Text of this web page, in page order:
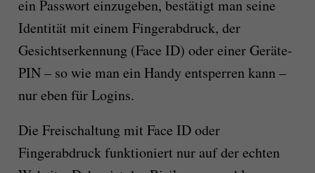
ein Passwort einzugeben, bestätigt man seine
Identität mit einem Fingerabdruck, der
Gesichtserkennung (Face ID) oder einer Geräte-
PIN – so wie man ein Handy entsperren kann –
nur eben für Logins.
Die Freischaltung mit Face ID oder
Fingerabdruck funktioniert nur auf der echten